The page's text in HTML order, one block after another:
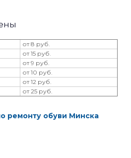
от 8 руб.
от 15 руб.
от 9 руб.
от 10 руб.
от 12 руб.
от 25 руб.
ремонту обуви Минска